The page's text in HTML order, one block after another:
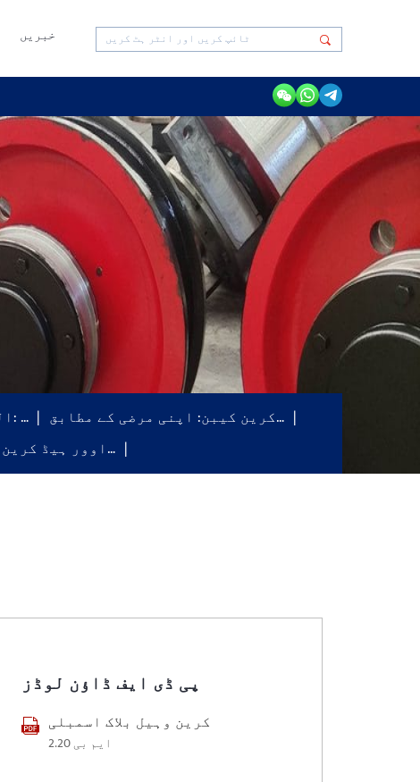
خبریں
الیکٹرک لہرانے والی رسی گائیڈز: …
کرین کیبن: اپنی مرضی کے مطابق…
اوور ہیڈ کرین وہیل بلاک…
پی ڈی ایف ڈاؤن لوڈز
کرین وہیل بلاک اسمبلی
2.20 ایم بی